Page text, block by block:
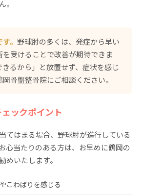
。
。 野球肘の多くは、発症から早い
受けることで改善が期待できま
きるから」と放置せず、症状を感じ
骨盤整骨院にご相談ください。
ックポイント
てはまる場合、野球肘が進行している
心当たりのある方は、お早めに鶴岡の
めいたします。
こわばりを感じる